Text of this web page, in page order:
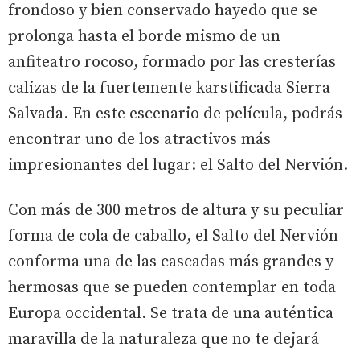
frondoso y bien conservado hayedo que se
prolonga hasta el borde mismo de un
anfiteatro rocoso, formado por las cresterías
calizas de la fuertemente karstificada Sierra
Salvada. En este escenario de película, podrás
encontrar uno de los atractivos más
impresionantes del lugar: el Salto del Nervión.
Con más de 300 metros de altura y su peculiar
forma de cola de caballo, el Salto del Nervión
conforma una de las cascadas más grandes y
hermosas que se pueden contemplar en toda
Europa occidental. Se trata de una auténtica
maravilla de la naturaleza que no te dejará